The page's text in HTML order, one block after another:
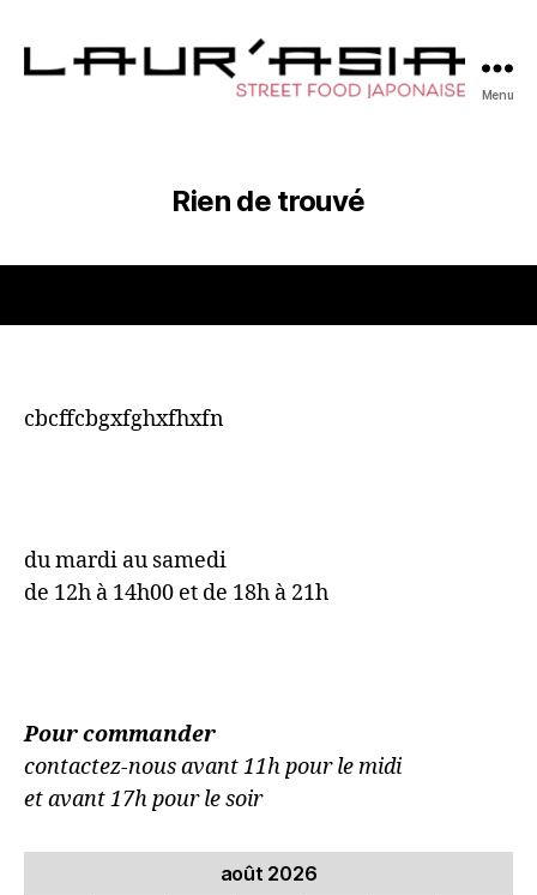
Menu
Rien de trouvé
cbcffcbgxfghxfhxfn
du mardi au samedi
de 12h à 14h00 et de 18h à 21h
Pour commander
contactez-nous avant 11h pour le midi
et avant 17h pour le soir
août 2026